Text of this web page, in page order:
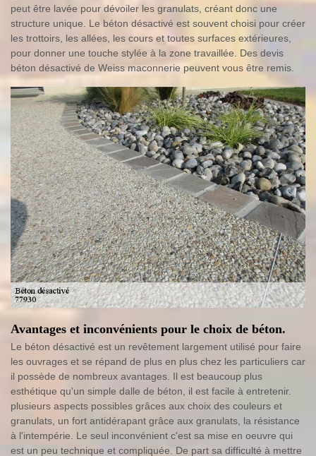
peut être lavée pour dévoiler les granulats, créant donc une
structure unique. Le béton désactivé est souvent choisi pour créer
les trottoirs, les allées, les cours et toutes surfaces extérieures,
pour donner une touche stylée à la zone travaillée. Des devis
béton désactivé de Weiss maconnerie peuvent vous être remis.
Avantages et inconvénients pour le choix de béton.
Le béton désactivé est un revêtement largement utilisé pour faire
les ouvrages et se répand de plus en plus chez les particuliers car
il possède de nombreux avantages. Il est beaucoup plus
esthétique qu'un simple dalle de béton, il est facile à entretenir.
plusieurs aspects possibles grâces aux choix des couleurs et
granulats, un fort antidérapant grâce aux granulats, la résistance
à l'intempérie. Le seul inconvénient c'est sa mise en oeuvre qui
est un peu technique et compliquée. De part sa difficulté à mettre